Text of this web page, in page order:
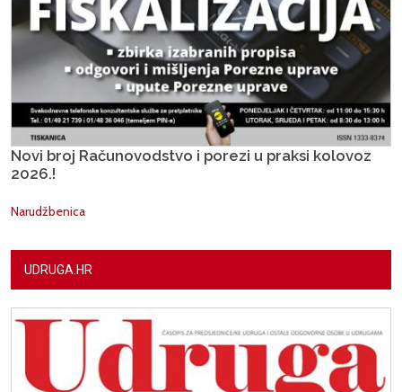
Novi broj Računovodstvo i porezi u praksi kolovoz
2026.!
Narudžbenica
UDRUGA.HR